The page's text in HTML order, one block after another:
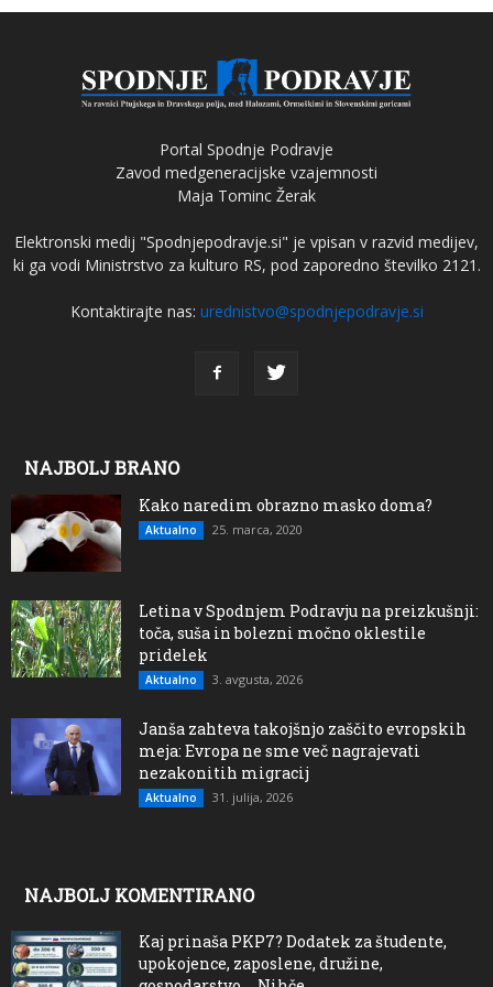
Portal Spodnje Podravje
Zavod medgeneracijske vzajemnosti
Maja Tominc Žerak
Elektronski medij "Spodnjepodravje.si" je vpisan v razvid medijev,
ki ga vodi Ministrstvo za kulturo RS, pod zaporedno številko 2121.
Kontaktirajte nas: urednistvo@spodnjepodravje.si
NAJBOLJ BRANO
Kako naredim obrazno masko doma?
Aktualno 25. marca, 2020
Letina v Spodnjem Podravju na preizkušnji:
toča, suša in bolezni močno oklestile
pridelek
Aktualno 3. avgusta, 2026
Janša zahteva takojšnjo zaščito evropskih
meja: Evropa ne sme več nagrajevati
nezakonitih migracij
Aktualno 31. julija, 2026
NAJBOLJ KOMENTIRANO
Kaj prinaša PKP7? Dodatek za študente,
upokojence, zaposlene, družine,